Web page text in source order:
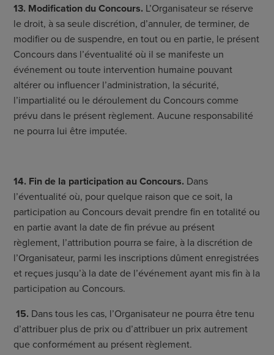
13. Modification du Concours. L’Organisateur se réserve
le droit, à sa seule discrétion, d’annuler, de terminer, de
modifier ou de suspendre, en tout ou en partie, le présent
Concours dans l’éventualité où il se manifeste un
événement ou toute intervention humaine pouvant
altérer ou influencer l’administration, la sécurité,
l’impartialité ou le déroulement du Concours comme
prévu dans le présent règlement. Aucune responsabilité
ne pourra lui être imputée.
14. Fin de la participation au Concours. Dans
l’éventualité où, pour quelque raison que ce soit, la
participation au Concours devait prendre fin en totalité ou
en partie avant la date de fin prévue au présent
règlement, l’attribution pourra se faire, à la discrétion de
l’Organisateur, parmi les inscriptions dûment enregistrées
et reçues jusqu’à la date de l’événement ayant mis fin à la
participation au Concours.
15. Dans tous les cas, l’Organisateur ne pourra être tenu
d’attribuer plus de prix ou d’attribuer un prix autrement
que conformément au présent règlement.